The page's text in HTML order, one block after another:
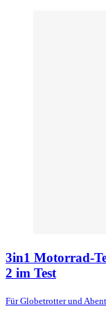
3in1 Motorrad-
2 im Test
Für Globetrotter und